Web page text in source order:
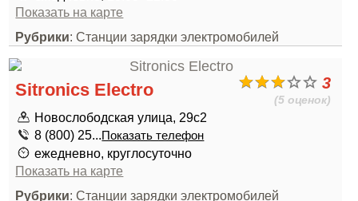
Показать на карте
Рубрики: Станции зарядки электромобилей
3
(5 оценок)
Sitronics Electro
Новослободская улица, 29с2
8 (800) 25...Показать телефон
ежедневно, круглосуточно
Показать на карте
Рубрики: Станции зарядки электромобилей